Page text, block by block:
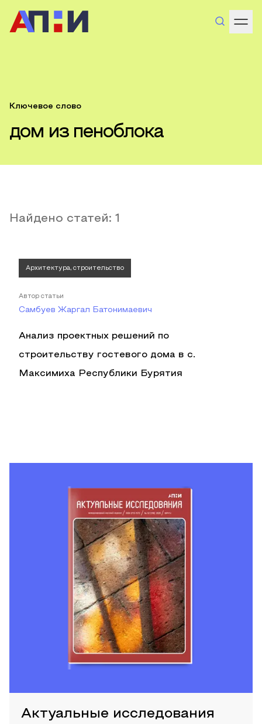
Ключевое слово
дом из пеноблока
Найдено статей: 1
Архитектура, строительство
Автор статьи
Самбуев Жаргал Батонимаевич
Анализ проектных решений по
строительству гостевого дома в с.
Максимиха Республики Бурятия
Актуальные исследования